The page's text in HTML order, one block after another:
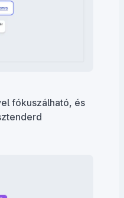
fókuszálható, és